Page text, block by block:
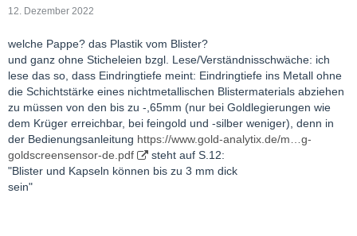
12. Dezember 2022
welche Pappe? das Plastik vom Blister?
und ganz ohne Sticheleien bzgl. Lese/Verständnisschwäche: ich
lese das so, dass Eindringtiefe meint: Eindringtiefe ins Metall ohne
die Schichtstärke eines nichtmetallischen Blistermaterials abziehen
zu müssen von den bis zu -,65mm (nur bei Goldlegierungen wie
dem Krüger erreichbar, bei feingold und -silber weniger), denn in
der Bedienungsanleitung https://www.gold-analytix.de/m…g-
goldscreensensor-de.pdf
steht auf S.12:
"Blister und Kapseln können bis zu 3 mm dick
sein"